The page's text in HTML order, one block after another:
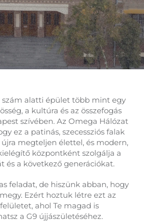
szám alatti épület több mint egy
a kultúra és az összefogás
szívében. Az Omega Hálózat
ez a patinás, szecessziós falak
megteljen élettel, és modern,
központként szolgálja a
és a következő generációkat.
feladat, de hiszünk abban, hogy
Ezért hoztuk létre ezt az
ahol Te magad is
a G9 újjászületéséhez.